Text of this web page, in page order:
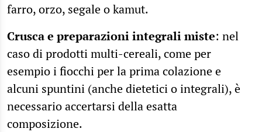
farro, orzo, segale o kamut.
Crusca e preparazioni integrali miste: nel
caso di prodotti multi-cereali, come per
esempio i fiocchi per la prima colazione e
alcuni spuntini (anche dietetici o integrali), è
necessario accertarsi della esatta
composizione.